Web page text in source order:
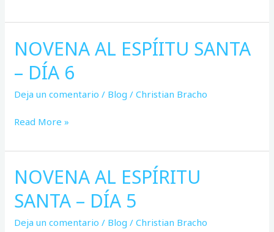
NOVENA AL ESPÍITU SANTA
– DÍA 6
Deja un comentario / Blog /Christian Bracho
NOVENA
AL
ESPÍITU
SANTA
DÍA
Read More »
NOVENA AL ESPÍRITU
SANTA – DÍA 5
Deja un comentario / Blog /Christian Bracho
NOVENA
AL
ESPÍRITU
SANTA